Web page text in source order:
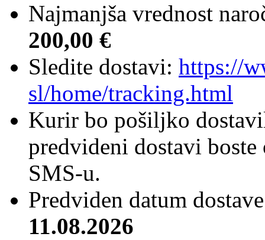
Najmanjša vrednost
200,00 €
Sledite dostavi: https://
sl/home/tracking.html
Kurir bo pošiljko
predvideni dostavi
SMS-u.
Predviden datum
11.08.2026